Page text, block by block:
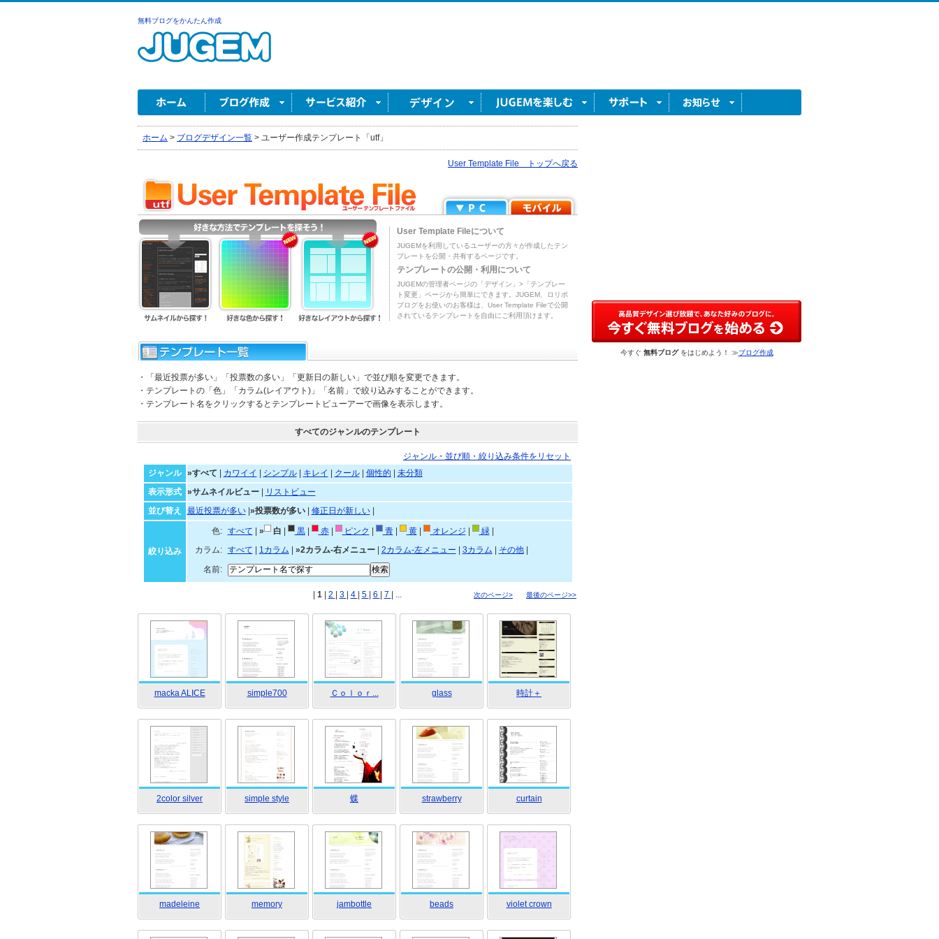
無料ブログをかんたん作成
ホーム > ブログデザイン一覧 > ユーザー作成テンプレート「utf」
User Template File トップへ戻る
User Template Fileについて
JUGEMを利用しているユーザーの方々が作成したテン
プレートを公開・共有するページです。
テンプレートの公開・利用について
JUGEMの管理者ページの「デザイン」>「テンプレー
ト変更」ページから簡単にできます。JUGEM、ロリポ
ブログをお使いのお客様は、User Template Fileで公開
されているテンプレートを自由にご利用頂けます。
・「最近投票が多い」「投票数の多い」「更新日の新しい」で並び順を変更できます。
・テンプレートの「色」「カラム(レイアウト)」「名前」で絞り込みすることができます。
・テンプレート名をクリックするとテンプレートビューアーで画像を表示します。
すべてのジャンルのテンプレート
ジャンル・並び順・絞り込み条件をリセット
ジャンル
»すべて カワイイ シンプル| キレイ クール| 個性的
未分類
表示形式
»サムネイルビュー|
リストビュー
並び替え
最近投票が多い| »投票数が多い| 修正日が新しい|
絞り込み
色: すべて » 白 黒| 赤| ピンク 青| 黄| オレンジ 緑|
カラム:
すべて 1カラム »2カラム-右メニュー| 2カラム-左メニュー 3カラム その他|
名前:
1 2 3 4 5 6 7 | ... 次のページ> 最後のページ>>
macka ALICE simple700 Ｃｏｌｏｒ... glass 時計＋
2color silver simple style 蝶 strawberry curtain
madeleine memory jambottle beads violet crown
今すぐ 無料ブログをはじめよう！ ≫ブログ作成